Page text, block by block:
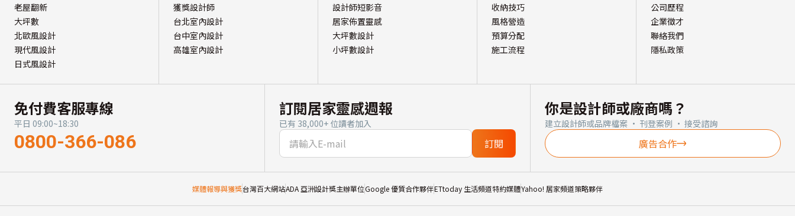
老屋翻新
大坪數
北歐風設計
現代風設計
日式風設計
獲獎設計師
台北室內設計
台中室內設計
高雄室內設計
設計師短影音
居家佈置靈感
大坪數設計
小坪數設計
收納技巧
風格營造
預算分配
施工流程
公司歷程
企業徵才
聯絡我們
隱私政策
免付費客服專線
平日 09:00~18:30
0800-366-086
訂閱居家靈感週報
已有 38,000+ 位讀者加入
訂閱
你是設計師或廠商嗎？
建立設計師或品牌檔案 · 刊登案例 · 接受諮詢
廣告合作
媒體報導與獲獎台灣百大網站ADA 亞洲設計獎主辦單位Google 優質合作夥伴ETtoday 生活頻道特約媒體Yahoo! 居家頻道策略夥伴